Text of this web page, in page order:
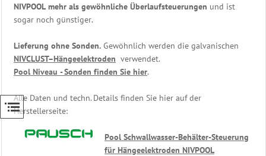
NIVPOOL mehr als gewöhnliche Überlaufsteuerungen und ist
sogar noch günstiger.
Lieferung ohne Sonden. Gewöhnlich werden die galvanischen
NIVCLUST–Hängeelektroden verwendet.
Pool Niveau - Sonden finden Sie hier.
Alle Daten und techn. Details finden Sie hier auf der
Herstellerseite:
Pool Schwallwasser-Behälter-Steuerung
für Hängeelektroden NIVPOOL
Tauchhülsen
Spezialkabel
Schalter,
Trafo
Heizung
Gegenstromanlage
Eisdruckpolster
Ersatzteile